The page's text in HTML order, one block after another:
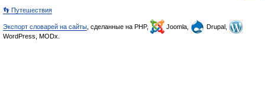
👣 Путешествия
Экспорт словарей на сайты , сделанные на PHP, Joomla,
Drupal,
WordPress, MODx.